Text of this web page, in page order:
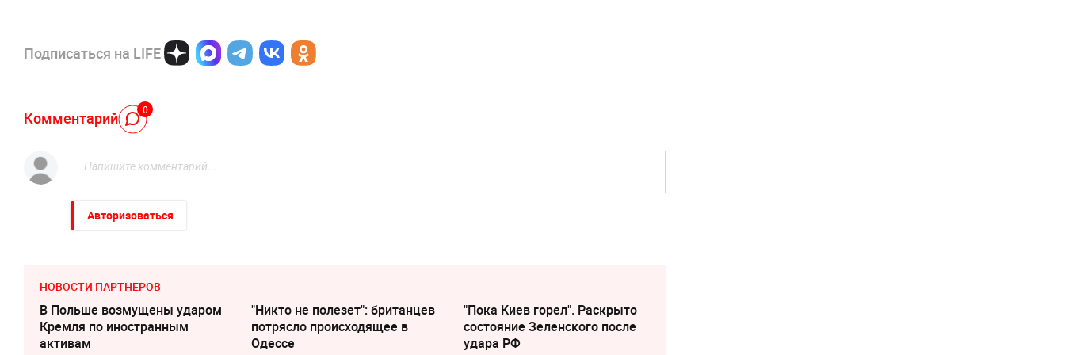
Подписаться на LIFE
Комментарий 0
Авторизоваться
НОВОСТИ ПАРТНЕРОВ
В Польше возмущены ударом
Кремля по иностранным
активам
"Никто не полезет": британцев
потрясло происходящее в
Одессе
"Пока Киев горел". Раскрыто
состояние Зеленского после
удара РФ